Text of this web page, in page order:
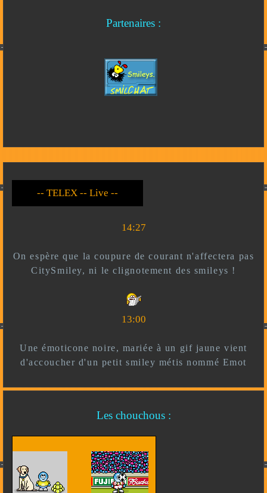
Partenaires :
-- Live --- TELEX --
-- *)^^(* --
14:27
On espère que la coupure de courant n'affectera pas
CitySmiley, ni le clignotement des smileys !
13:00
Une émoticone noire, mariée à un gif jaune vient
d'accoucher d'un petit smiley métis nommé Emot
Les chouchous :